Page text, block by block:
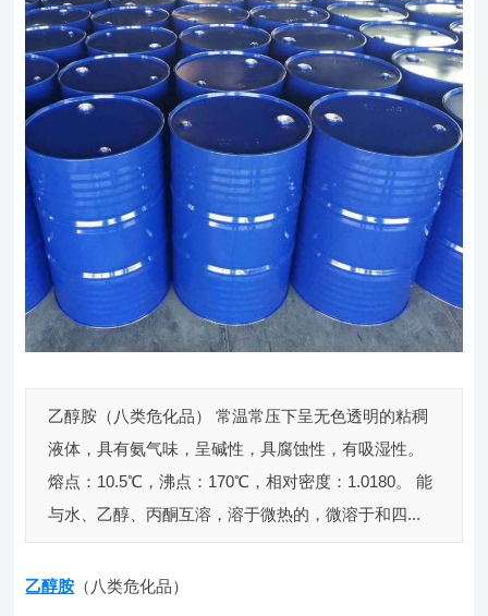
乙醇胺（八类危化品） 常温常压下呈无色透明的粘稠
液体，具有氨气味，呈碱性，具腐蚀性，有吸湿性。
熔点：10.5℃，沸点：170℃，相对密度：1.0180。 能
与水、乙醇、丙酮互溶，溶于微热的，微溶于和四...
乙醇胺 （八类危化品）